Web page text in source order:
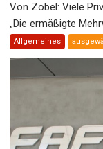
Von Zobel: Viele
„Die ermäßigte
Allgemeines